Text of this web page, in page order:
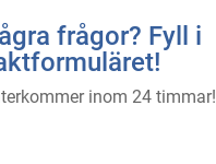
frågor? Fyll i
inom 24 timmar!